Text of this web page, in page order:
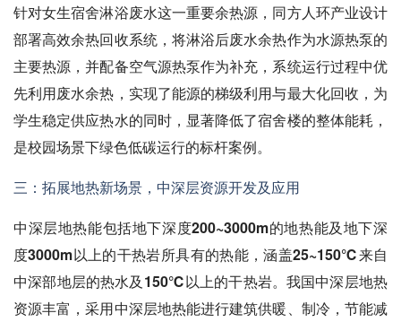
针对女生宿舍淋浴废水这一重要余热源，同方人环产业设计
部署高效余热回收系统，将淋浴后废水余热作为水源热泵的
主要热源，并配备空气源热泵作为补充，系统运行过程中优
先利用废水余热，实现了能源的梯级利用与最大化回收，为
学生稳定供应热水的同时，显著降低了宿舍楼的整体能耗，
是校园场景下绿色低碳运行的标杆案例。
三：拓展地热新场景，中深层资源开发及应用
中深层地热能包括地下深度200~3000m的地热能及地下深
度3000m以上的干热岩所具有的热能，涵盖25~150℃来自
中深部地层的热水及150℃以上的干热岩。我国中深层地热
资源丰富，采用中深层地热能进行建筑供暖、制冷，节能减